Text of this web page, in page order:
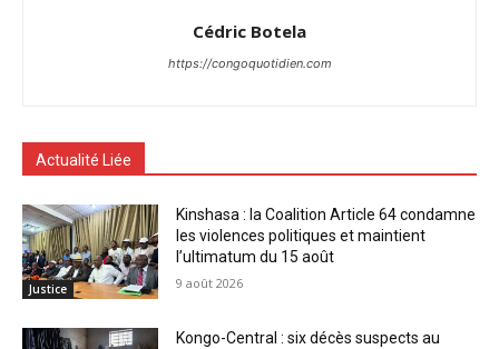
Cédric Botela
https://congoquotidien.com
Actualité Liée
Justice
Kinshasa : la Coalition Article 64 condamne
les violences politiques et maintient
l’ultimatum du 15 août
9 août 2026
Kongo-Central : six décès suspects au